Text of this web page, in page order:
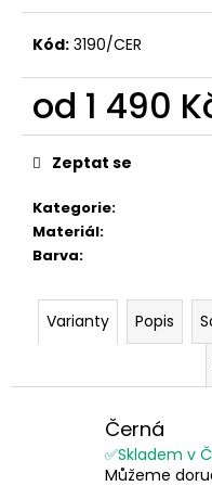
Kód: 3190/CER
od 1 490
Měrná
cena:
Kategorie:
Materiál:
Barva:
Zeptat se
Varianty Popis
Černá
✅Skladem v
Můžeme